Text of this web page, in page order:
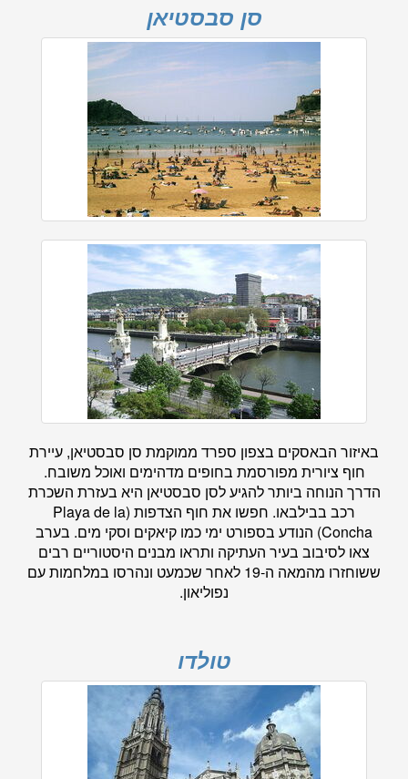
סן סבסטיאן
באיזור הבאסקים בצפון ספרד ממוקמת סן סבסטיאן, עיירת
חוף ציורית מפורסמת בחופים מדהימים ואוכל משובח.
הדרך הנוחה ביותר להגיע לסן סבסטיאן היא בעזרת השכרת
רכב בבילבאו. חפשו את חוף הצדפות (Playa de la
Concha) הנודע בספורט ימי כמו קיאקים וסקי מים. בערב
צאו לסיבוב בעיר העתיקה ותראו מבנים היסטוריים רבים
ששוחזרו מהמאה ה-19 לאחר שכמעט ונהרסו במלחמות עם
נפוליאון.
טולדו